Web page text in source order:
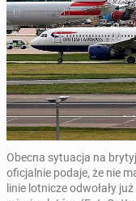
Obecna sytuacja na
oficjalnie podaje, że nie
linie lotnicze odwołały